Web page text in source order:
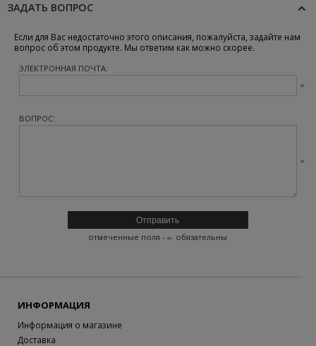
ЗАДАТЬ ВОПРОС
Если для Вас недостаточно этого описания, пожалуйста, задайте нам
вопрос об этом продукте. Мы ответим как можно скорее.
ЭЛЕКТРОННАЯ ПОЧТА:
ВОПРОС:
отмеченные поля - - обязательны
ИНФОРМАЦИЯ
Информация о магазине
Доставка